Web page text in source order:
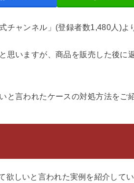
チャンネル」(登録者数1,480人)よ
思いますが、商品を販売した後に
と言われたケースの対処方法をご